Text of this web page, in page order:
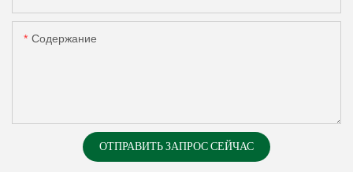
Содержание
ОТПРАВИТЬ ЗАПРОС СЕЙЧАС